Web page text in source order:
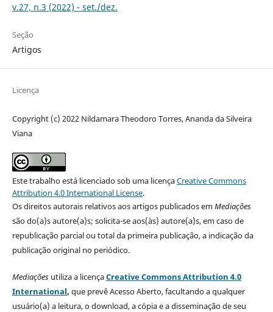
v.27, n.3 (2022) - set./dez.
Seção
Artigos
Licença
Copyright (c) 2022 Nildamara Theodoro Torres, Ananda da Silveira
Viana
Este trabalho está licenciado sob uma licençaCreative Commons
Attribution 4.0 International License.
Os direitos autorais relativos aos artigos publicados emMediações
são do(a)s autore(a)s; solicita-se aos(às) autore(a)s, em caso de
republicação parcial ou total da primeira publicação, a indicação da
publicação original no periódico.
Mediaçõesutiliza a licençaCreative Commons Attribution 4.0
International, que prevê Acesso Aberto, facultando a qualquer
usuário(a) a leitura, o download, a cópia e a disseminação de seu